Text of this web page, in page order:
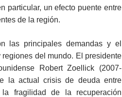
particular, un efecto puente entre
de la región.
las principales demandas y el
del mundo. El presidente
Robert Zoellick (2007-
la actual crisis de deuda entre
fragilidad de la recuperación